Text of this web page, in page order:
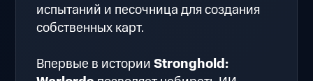
испытаний и песочница для создания
собственных карт.
Впервые в историиStronghold: